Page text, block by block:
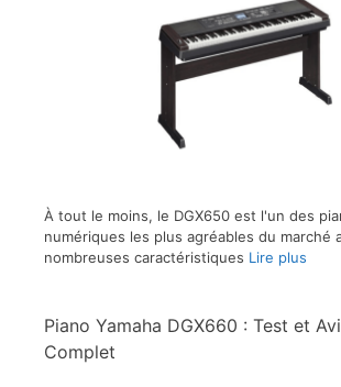
À tout le moins, le DGX650 est l'un des
numériques les plus agréables du marché
nombreuses caractéristiques Lire plus
Piano Yamaha DGX660 : Test et
Complet